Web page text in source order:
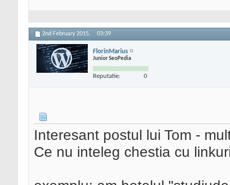
2nd February 2015, 03:39
FlorinMarius
Junior SeoPedia
Reputatie: 0
Interesant postul lui Tom -
Ce nu inteleg chestia cu